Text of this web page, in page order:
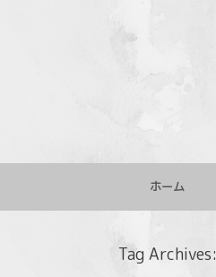
プ
ホーム
Tag Archives: